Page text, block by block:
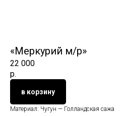
«Меркурий м/р»
22 000
р.
в корзину
Материал: Чугун — Голландская сажа